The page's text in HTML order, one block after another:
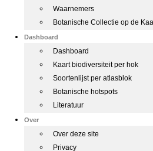
Waarnemers
Botanische Collectie op de
Dashboard
Dashboard
Kaart biodiversiteit per hok
Soortenlijst per atlasblok
Botanische hotspots
Literatuur
Over
Over deze site
Privacy